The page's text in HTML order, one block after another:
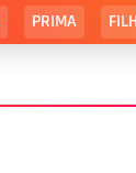
PRIMA